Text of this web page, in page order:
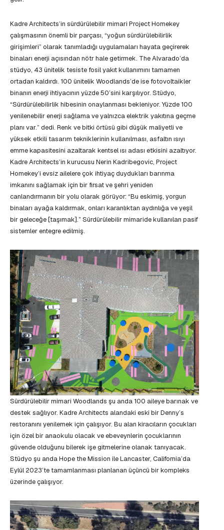
Kadre Architects’in sürdürülebilir mimari Project Homekey
çalışmasının önemli bir parçası, “yoğun sürdürülebilirlik
girişimleri” olarak tanımladığı uygulamaları hayata geçirerek
binaları enerji açısından nötr hale getirmek. The Alvarado’da
stüdyo, 43 ünitelik tesiste fosil yakıt kullanımını tamamen
ortadan kaldırdı. 100 ünitelik Woodlands’de ise fotovoltaikler
binanın enerji ihtiyacının yüzde 50’sini karşılıyor. Stüdyo,
“Sürdürülebilirlik hibesinin onaylanması bekleniyor. Yüzde 100
yenilenebilir enerji sağlama ve yalnızca elektrik yakıtına geçme
planı var.” dedi. Renk ve bitki örtüsü gibi düşük maliyetli ve
yüksek etkili tasarım tekniklerinin kullanılması, asfaltın ısıyı
emme kapasitesini azaltarak kentsel ısı adası etkisini azaltıyor.
Kadre Architects’in kurucusu Nerin Kadribegovic, Project
Homekey’i evsiz ailelere çok ihtiyaç duydukları barınma
imkanını sağlamak için bir fırsat ve şehri yeniden
canlandırmanın bir yolu olarak görüyor: “Bu eskimiş, yorgun
binaları ayağa kaldırmak, onları karanlıktan aydınlığa ve yeşil
bir geleceğe [taşımak].” Sürdürülebilir mimaride kullanılan pasif
sistemler entegre edilmiş.
Sürdürülebilir mimari Woodlands şu anda 100 aileye barınak ve
destek sağlıyor. Kadre Architects alandaki eski bir Denny’s
restoranını yenilemek için çalışıyor. Bu alan kiracıların çocukları
için özel bir anaokulu olacak ve ebeveynlerin çocuklarının
güvende olduğunu bilerek işe gitmelerine olanak tanıyacak.
Stüdyo şu anda Hope the Mission ile Lancaster, California’da
Eylül 2023’te tamamlanması planlanan üçüncü bir kompleks
üzerinde çalışıyor.